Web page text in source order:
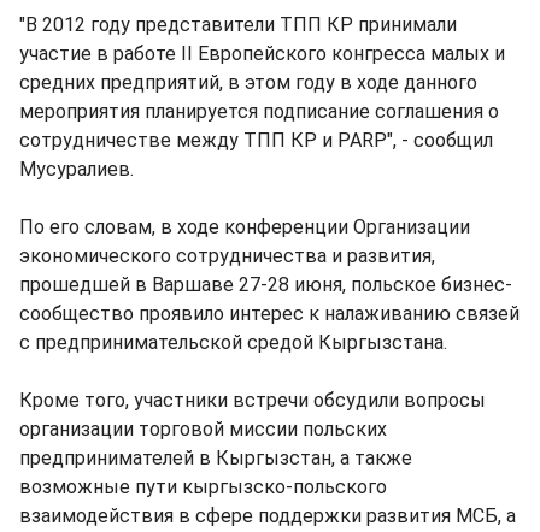
"В 2012 году представители ТПП КР принимали
участие в работе II Европейского конгресса малых и
средних предприятий, в этом году в ходе данного
мероприятия планируется подписание соглашения о
сотрудничестве между ТПП КР и PARP", - сообщил
Мусуралиев.
По его словам, в ходе конференции Организации
экономического сотрудничества и развития,
прошедшей в Варшаве 27-28 июня, польское бизнес-
сообщество проявило интерес к налаживанию связей
с предпринимательской средой Кыргызстана.
Кроме того, участники встречи обсудили вопросы
организации торговой миссии польских
предпринимателей в Кыргызстан, а также
возможные пути кыргызско-польского
взаимодействия в сфере поддержки развития МСБ, а